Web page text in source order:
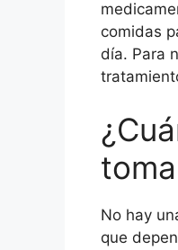
comidas
día. Para
No hay
que